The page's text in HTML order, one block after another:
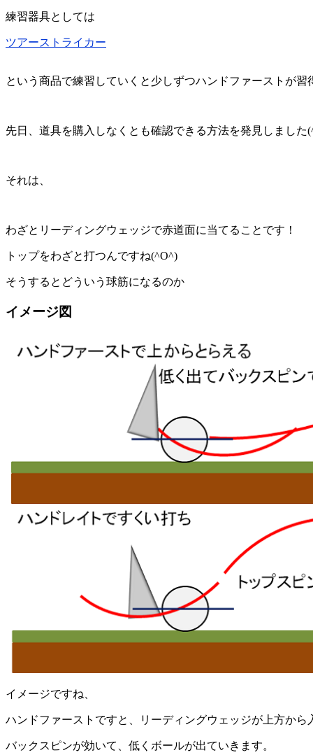
練習器具としては
ツアーストライカー
という商品で練習していくと少しずつハンドファーストが習
先日、道具を購入しなくとも確認できる方法を発見しました
それは、
わざとリーディングウェッジで赤道面に当てることです！
トップをわざと打つんですね(^O^)
そうするとどういう球筋になるのか
イメージ図
イメージですね、
ハンドファーストですと、リーディングウェッジが上方から
バックスピンが効いて、低くボールが出ていきます。